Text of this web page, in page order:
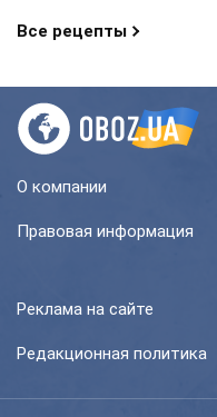
Все рецепты
О компании
Правовая информация
Реклама на сайте
Редакционная политика